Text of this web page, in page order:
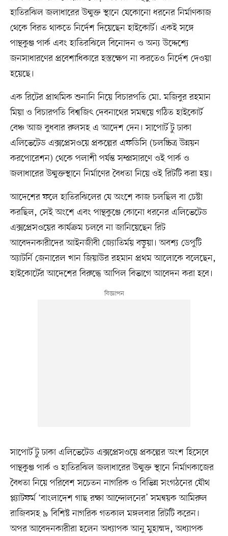
হাতিরঝিল জলাধারের উন্মুক্ত স্থানে যেকোনো ধরনের নির্মাণকাজ
থেকে বিরত থাকতে নির্দেশ দিয়েছেন হাইকোর্ট। একই সঙ্গে
পান্থকুঞ্জ পার্ক এবং হাতিরঝিলে বিনোদন ও অন্য উদ্দেশ্যে
জনসাধারণের প্রবেশাধিকারে হস্তক্ষেপ না করতেও নির্দেশ দেওয়া
হয়েছে।
এক রিটের প্রাথমিক শুনানি নিয়ে বিচারপতি মো. মজিবুর রহমান
মিয়া ও বিচারপতি বিশ্বজিৎ দেবনাথের সমন্বয়ে গঠিত হাইকোর্ট
বেঞ্চ আজ বুধবার রুলসহ এ আদেশ দেন। সাপোর্ট টু ঢাকা
এলিভেটেড এক্সপ্রেসওয়ে প্রকল্পের এফডিসি (চলচ্চিত্র উন্নয়ন
করপোরেশন) থেকে পলাশী পর্যন্ত সম্প্রসারণে ওই পার্ক ও
জলাধারের উন্মুক্তস্থানে নির্মাণের বৈধতা নিয়ে ওই রিটটি করা হয়।
আদেশের ফলে হাতিরঝিলের যে অংশে কাজ চলছিল বা চেষ্টা
করছিল, সেই অংশে এবং পান্থকুঞ্জে কোনো ধরনের এলিভেটেড
এক্সপ্রেসওয়ের কার্যক্রম চলবে না জানিয়েছেন রিট
আবেদনকারীদের আইনজীবী জ্যোতির্ময় বড়ুয়া। অবশ্য ডেপুটি
অ্যাটর্নি জেনারেল খান জিয়াউর রহমান প্রথম আলোকে বলেছেন,
হাইকোর্টের আদেশের বিরুদ্ধে আপিল বিভাগে আবেদন করা হবে।
সাপোর্ট টু ঢাকা এলিভেটেড এক্সপ্রেসওয়ে প্রকল্পের অংশ হিসেবে
পান্থকুঞ্জ পার্ক ও হাতিরঝিল জলাধারের উন্মুক্ত স্থানে নির্মাণকাজের
বৈধতা নিয়ে পরিবেশ সচেতন নাগরিক ও বিভিন্ন সংগঠনের যৌথ
প্ল্যাটফর্ম ‘বাংলাদেশ গাছ রক্ষা আন্দোলনের’ সমন্বয়ক আমিরুল
রাজিবসহ ৯ বিশিষ্ট নাগরিক গতকাল মঙ্গলবার রিটটি করেন।
অপর আবেদনকারীরা হলেন অধ্যাপক আনু মুহাম্মদ, অধ্যাপক